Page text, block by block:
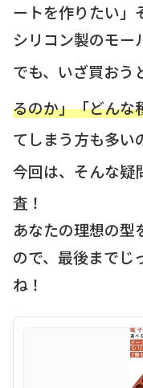
ートを作りたい」
シリコン製のモー
でも、いざ買おう
るのか」「どんな
てしまう方も多い
今回は、そんな疑
査！
あなたの理想の型
ので、最後までじ
ね！